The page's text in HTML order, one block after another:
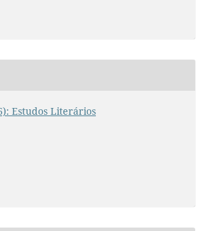
Estudos Literários